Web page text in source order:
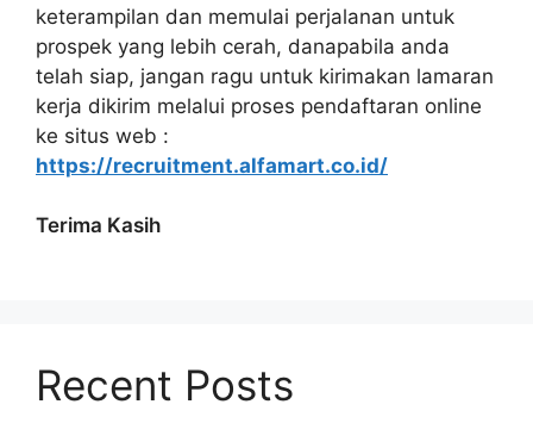
keterampilan dan memulai perjalanan untuk
prospek yang lebih cerah, danapabila anda
telah siap, jangan ragu untuk kirimakan lamaran
kerja dikirim melalui proses pendaftaran online
ke situs web :
https://recruitment.alfamart.co.id/
Terima Kasih
Recent Posts